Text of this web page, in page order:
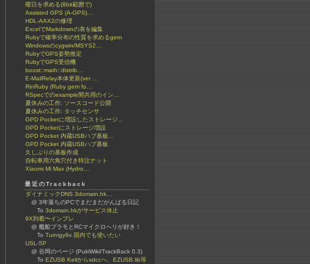
曜日を求める(8bit範囲で)
Assisted GPS (A-GPS)…
HDL-AAX2の修理
ExcelでMarkdownの表を編集
Rubyで確率分布の性質を求めるgem
Windowsのcygwin/MSYS2…
RubyでGPS姿勢推定
RubyでGPS受信機
boost::math::distrib…
E-MailRelay本体更新(ver …
RinRuby (Ruby gem fo…
RSpecでのexample間共用のイン…
夏休みの工作: ソースコード公開
夏休みの工作: タッチセンサ
GPD Pocketに増設したストレージ…
GPD Pocketにストレージ増設
GPD Pocket 内蔵USBハブ基板…
GPD Pocket 内蔵USBハブ基板
久しぶりの基板作成
自転車用六角穴付き特注ナット
Xiaomi Mi Max (Hydro…
最近のTrackback
ダイナミックDNS 3domain.hk…
@ 3年落ちのPCでまだまだがんばる日記
To 3domain.hkがサービス休止
9X到着〜インプレ
@ 艦船プラモとRCマイクロヘリが好き！
To Turnigy9x 国内でも使いたい
USL-5P
@ 谷岡のページ (PukiWiki/TrackBack 0.3)
To EZUSB Keilからsdccへ、EZUSB.lib等